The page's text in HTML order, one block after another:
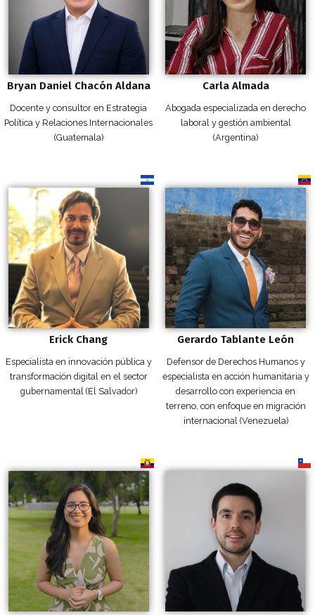
Bryan Daniel Chacón Aldana
Docente y consultor en Estrategia
Política y Relaciones Internacionales
(Guatemala)
Carla Almada
Abogada especializada en derecho
laboral y gestión ambiental
(Argentina)
Erick Chang
Especialista en innovación pública y
transformación digital en el sector
gubernamental (El Salvador)
Gerardo Tablante León
Defensor de Derechos Humanos y
especialista en acción humanitaria y
desarrollo con experiencia en
terreno, con enfoque en migración
internacional (Venezuela)